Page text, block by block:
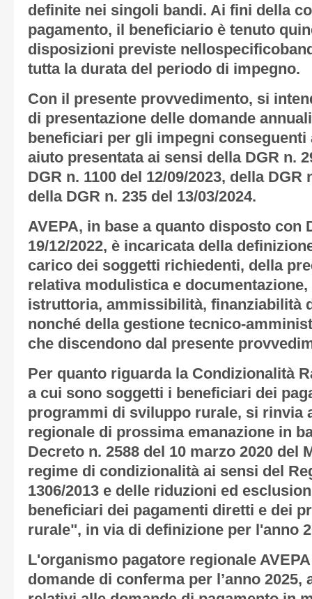
definite nei singoli bandi. Ai fini della
pagamento, il beneficiario è tenuto
disposizioni previste
tutta la durata del periodo di impegno.
Con il presente provvedimento, si
di presentazione delle domande
beneficiari per gli impegni
aiuto presentata ai sensi della DGR n.
DGR n. 1100 del 12/09/2023, della DGR
della DGR n. 235 del 13/03/2024.
AVEPA, in base a quanto disposto con
19/12/2022, è incaricata della
carico dei soggetti richiedenti, della
relativa modulistica e
istruttoria, ammissibilità, finanziabilità
nonché della gestione tecnico-
che discendono dal presente
Per quanto riguarda la Condizionalità
a cui sono soggetti i beneficiari dei
programmi di sviluppo rurale, si rinvia
regionale di prossima emanazione in
Decreto n. 2588 del 10 marzo 2020 del
regime di condizionalità ai sensi del
1306/2013 e delle riduzioni ed
beneficiari dei pagamenti diretti e dei
rurale", in via di definizione per l'anno
L'organismo pagatore regionale
domande di conferma per l’anno